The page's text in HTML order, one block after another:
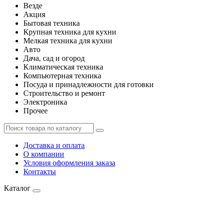
Везде
Акция
Бытовая техника
Крупная техника для кухни
Мелкая техника для кухни
Авто
Дача, сад и огород
Климатическая техника
Компьютерная техника
Посуда и принадлежности для готовки
Строительство и ремонт
Электроника
Прочее
Доставка и оплата
О компании
Условия оформления заказа
Контакты
Каталог